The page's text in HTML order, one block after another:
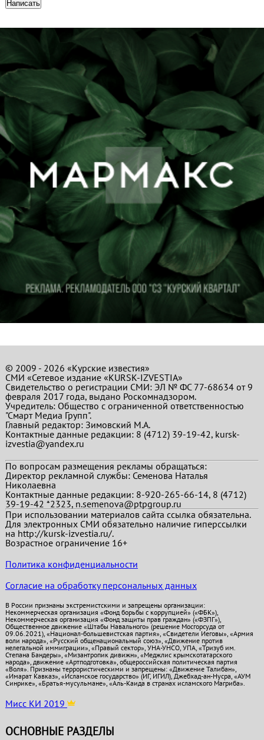
© 2009 - 2026 «Курские известия»
СМИ «Сетевое издание «KURSK-IZVESTIA»
Свидетельство о регистрации СМИ: ЭЛ № ФС 77-68634 от 9
февраля 2017 года, выдано Роскомнадзором.
Учредитель: Общество с ограниченной ответственностью
"Смарт Медиа Групп".
Главный редактор:Зимовский М.А.
Контактные данные редакции: 8 (4712) 39-19-42, kursk-
izvestia@yandex.ru
По вопросам размещения рекламы обращаться:
Директор рекламной службы: Семенова Наталья
Николаевна
Контактные данные редакции: 8-920-265-66-14, 8 (4712)
39-19-42 *2323, n.semenova@ptpgroup.ru
При использовании материалов сайта ссылка обязательна.
Для электронных СМИ обязательно наличие гиперссылки
на http://kursk-izvestia.ru/.
Возрастное ограничение 16+
Политика конфиденциальности
Согласие на обработку персональных данных
В России признаны экстремистскими и запрещены организации:
Некоммерческая организация «Фонд борьбы с коррупцией» («ФБК»),
Некоммерческая организация «Фонд защиты прав граждан» («ФЗПГ»),
Общественное движение «Штабы Навального» (решение Мосгорсуда от
09.06.2021), «Национал-большевистская партия», «Свидетели Иеговы», «Армия
воли народа», «Русский общенациональный союз», «Движение против
нелегальной иммиграции», «Правый сектор», УНА-УНСО, УПА, «Тризуб им.
Степана Бандеры», «Мизантропик дивижн», «Меджлис крымскотатарского
народа», движение «Артподготовка», общероссийская политическая партия
«Воля». Признаны террористическими и запрещены: «Движение Талибан»,
«Имарат Кавказ», «Исламское государство» (ИГ, ИГИЛ), Джебхад-ан-Нусра, «АУМ
Синрике», «Братья-мусульмане», «Аль-Каида в странах исламского Магриба».
Мисс КИ 2019
ОСНОВНЫЕ РАЗДЕЛЫ